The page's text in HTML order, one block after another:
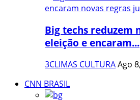
Big techs reduzem
eleição e encaram...
3CLIMAS CULTURAAgo
CNN BRASIL